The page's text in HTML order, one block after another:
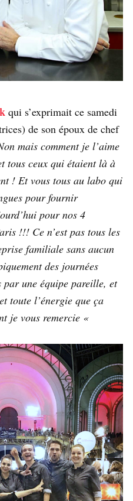
qui s’exprimait ce samedi
de son époux de chef
mais comment je l’aime
tous ceux qui étaient là à
! Et vous tous au labo qui
pour fournir
pour nos 4
!!! Ce n’est pas tous les
familiale sans aucun
des journées
par une équipe pareille, et
toute l’énergie que ça
je vous remercie «